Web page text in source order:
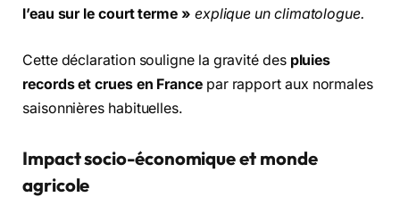
l’eau sur le court terme » explique un climatologue.
Cette déclaration souligne la gravité des pluies
records et crues en Francepar rapport aux normales
saisonnières habituelles.
Impact socio-économique et monde
agricole